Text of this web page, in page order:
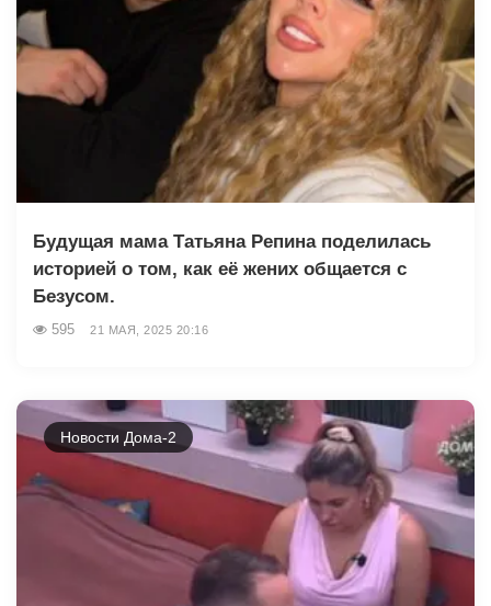
Будущая мама Татьяна Репина поделилась
историей о том, как её жених общается с
Безусом.
595 21 МАЯ, 2025 20:16
Новости Дома-2